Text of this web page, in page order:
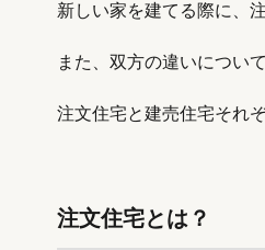
新しい家を建てる際に、
また、双方の違いについ
注文住宅と建売住宅それ
注文住宅とは？